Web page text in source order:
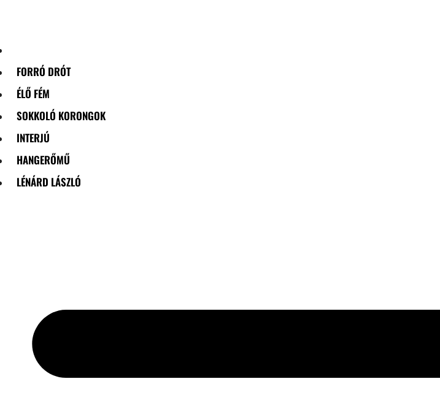
FORRÓ DRÓT
ÉLŐ FÉM
SOKKOLÓ KORONGOK
INTERJÚ
HANGERŐMŰ
LÉNÁRD LÁSZLÓ